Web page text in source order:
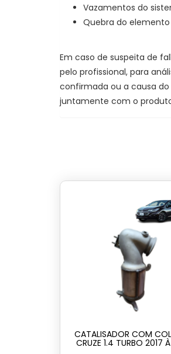
Vazamentos do
Quebra do
Em caso de suspeita de
pelo profissional, para
confirmada ou a causa
juntamente com o
CATALISADOR COM
CRUZE 1.4 TURBO 2017